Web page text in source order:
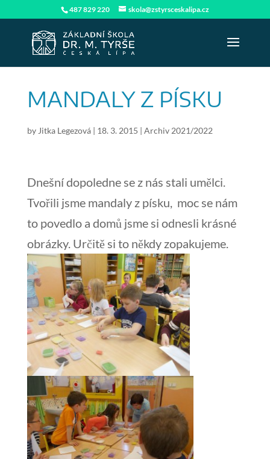
487 829 220 skola@zstyrsceskalipa.cz
MANDALY Z PÍSKU
by Jitka Legezová| 18. 3. 2015 | Archiv 2021/2022
Dnešní dopoledne se z nás stali umělci.
Tvořili jsme mandaly z písku, moc se nám
to povedlo a domů jsme si odnesli krásné
obrázky. Určitě si to někdy zopakujeme.